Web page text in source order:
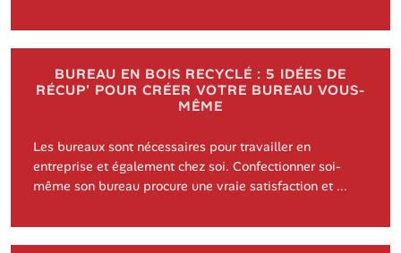
BUREAU EN BOIS RECYCLÉ : 5 IDÉES DE
RÉCUP' POUR CRÉER VOTRE BUREAU VOUS-
MÊME
Les bureaux sont nécessaires pour travailler en
entreprise et également chez soi. Confectionner soi-
même son bureau procure une vraie satisfaction et ...